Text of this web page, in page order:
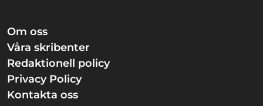
Om oss
Våra skribenter
Redaktionell policy
Privacy Policy
Kontakta oss